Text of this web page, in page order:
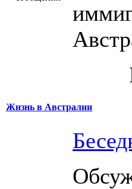
Жизнь в Австралии